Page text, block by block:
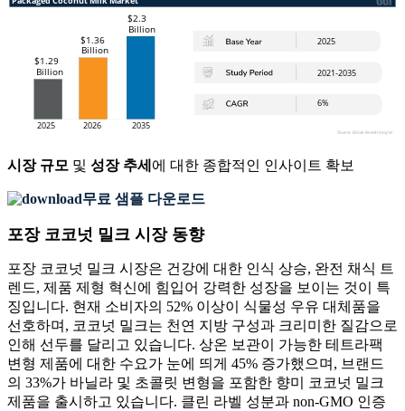
시장 규모 및 성장 추세 에 대한 종합적인 인사이트 확보
무료 샘플 다운로드
포장 코코넛 밀크 시장 동향
포장 코코넛 밀크 시장은 건강에 대한 인식 상승, 완전 채식 트
렌드, 제품 제형 혁신에 힘입어 강력한 성장을 보이는 것이 특
징입니다. 현재 소비자의 52% 이상이 식물성 우유 대체품을
선호하며, 코코넛 밀크는 천연 지방 구성과 크리미한 질감으로
인해 선두를 달리고 있습니다. 상온 보관이 가능한 테트라팩
변형 제품에 대한 수요가 눈에 띄게 45% 증가했으며, 브랜드
의 33%가 바닐라 및 초콜릿 변형을 포함한 향미 코코넛 밀크
제품을 출시하고 있습니다. 클린 라벨 성분과 non-GMO 인증